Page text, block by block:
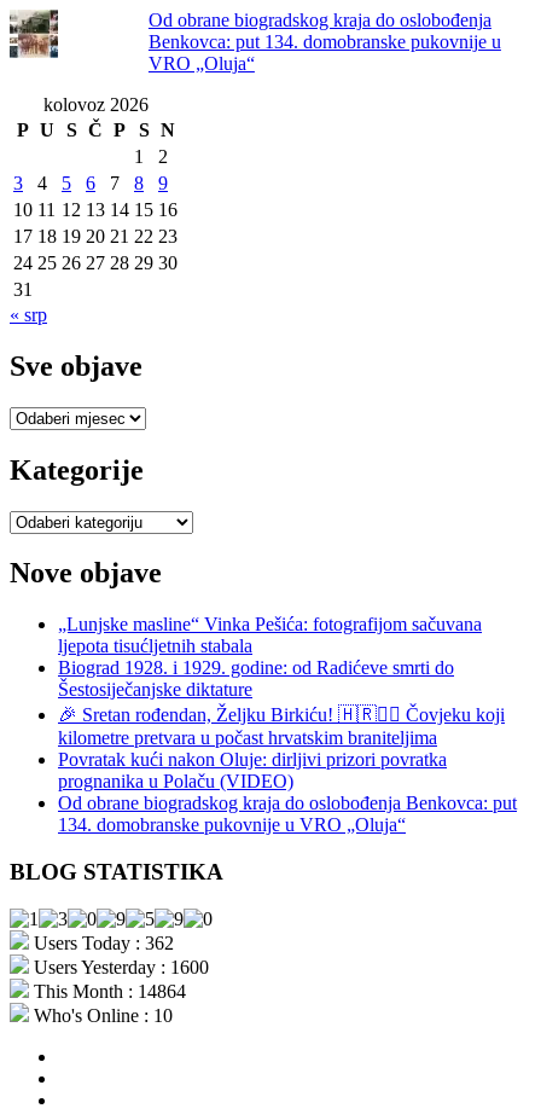
Od obrane biogradskog kraja do oslobođenja
Benkovca: put 134. domobranske pukovnije u
VRO „Oluja“
kolovoz 2026
P U S Č P S N
1
2
3
4 5 6 7 8
9
10 11 12 13 14 15 16
17 18 19 20 21 22 23
24 25 26 27 28 29 30
31
« srp
Sve objave
Sve
Kategorije
Kategorije
Nove objave
„Lunjske masline“ Vinka Pešića: fotografijom sačuvana
ljepota tisućljetnih stabala
Biograd 1928. i 1929. godine: od Radićeve smrti do
Šestosiječanjske diktature
🎉 Sretan rođendan, Željku Birkiću! 🇭🇷🏃‍♂️ Čovjeku koji
kilometre pretvara u počast hrvatskim braniteljima
Povratak kući nakon Oluje: dirljivi prizori povratka
prognanika u Polaču (VIDEO)
Od obrane biogradskog kraja do oslobođenja Benkovca: put
134. domobranske pukovnije u VRO „Oluja“
BLOG STATISTIKA
Users Today : 362
Users Yesterday : 1600
This Month : 14864
Who's Online : 10